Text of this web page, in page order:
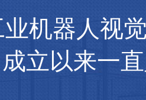
机器人视
立以来一